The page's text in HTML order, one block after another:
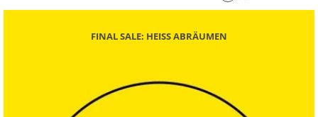
FINAL SALE: HEISS ABRÄUMEN